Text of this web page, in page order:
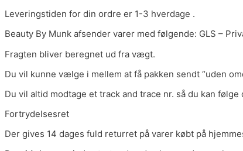
Leveringstiden for din ordre er 1-3 hverdage .
Beauty By Munk afsender varer med følgende: GLS –
Fragten bliver beregnet ud fra vægt.
Du vil kunne vælge i mellem at få pakken sendt “uden
Du vil altid modtage et track and trace nr. så du kan
Fortrydelsesret
Der gives 14 dages fuld returret på varer købt på